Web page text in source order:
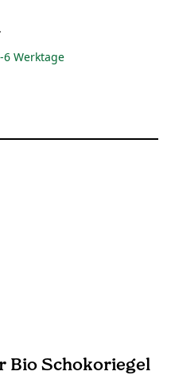
Werktage
Bio Schokoriegel